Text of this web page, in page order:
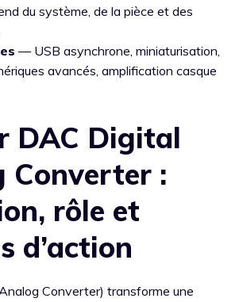
du système, de la pièce et des
— USB asynchrone, miniaturisation,
avancés, amplification casque
DAC Digital
Converter :
rôle et
d’action
Converter) transforme une